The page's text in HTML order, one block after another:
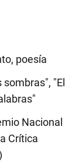
poesía
sombras", "El
Nacional
Crítica